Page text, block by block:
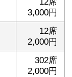
12席
3,000円
12席
2,000円
302席
2,000円